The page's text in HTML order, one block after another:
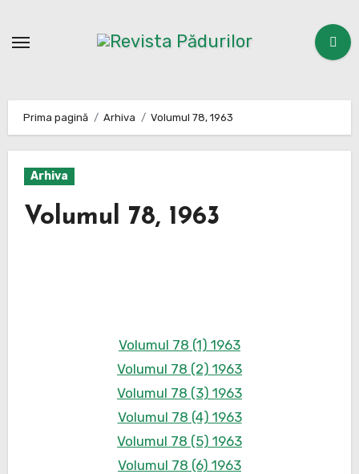
Prima pagină Arhiva Volumul 78, 1963
Arhiva
Volumul 78, 1963
Volumul 78 (1) 1963
Volumul 78 (2) 1963
Volumul 78 (3) 1963
Volumul 78 (4) 1963
Volumul 78 (5) 1963
Volumul 78 (6) 1963